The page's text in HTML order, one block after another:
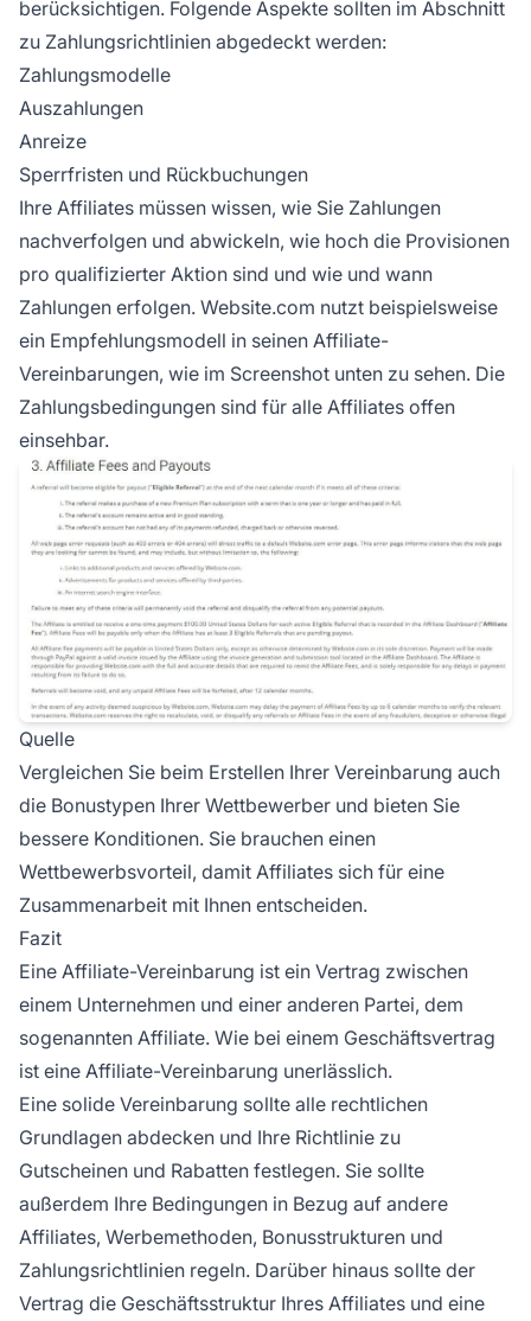
berücksichtigen. Folgende Aspekte sollten im Abschnitt
zu Zahlungsrichtlinien abgedeckt werden:
Zahlungsmodelle
Auszahlungen
Anreize
Sperrfristen und Rückbuchungen
Ihre Affiliates müssen wissen, wie Sie Zahlungen
nachverfolgen und abwickeln, wie hoch die Provisionen
pro qualifizierter Aktion sind und wie und wann
Zahlungen erfolgen. Website.com nutzt beispielsweise
ein Empfehlungsmodell in seinen Affiliate-
Vereinbarungen, wie im Screenshot unten zu sehen. Die
Zahlungsbedingungen sind für alle Affiliates offen
einsehbar.
Quelle
Vergleichen Sie beim Erstellen Ihrer Vereinbarung auch
die Bonustypen Ihrer Wettbewerber und bieten Sie
bessere Konditionen. Sie brauchen einen
Wettbewerbsvorteil, damit Affiliates sich für eine
Zusammenarbeit mit Ihnen entscheiden.
Fazit
Eine Affiliate-Vereinbarung ist ein Vertrag zwischen
einem Unternehmen und einer anderen Partei, dem
sogenannten Affiliate. Wie bei einem Geschäftsvertrag
ist eine Affiliate-Vereinbarung unerlässlich.
Eine solide Vereinbarung sollte alle rechtlichen
Grundlagen abdecken und Ihre Richtlinie zu
Gutscheinen und Rabatten festlegen. Sie sollte
außerdem Ihre Bedingungen in Bezug auf andere
Affiliates, Werbemethoden, Bonusstrukturen und
Zahlungsrichtlinien regeln. Darüber hinaus sollte der
Vertrag die Geschäftsstruktur Ihres Affiliates und eine